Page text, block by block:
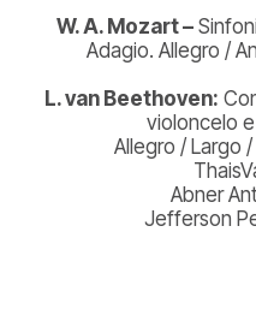
W. A. Mozart –
Adagio. Allegro /
L. van Beethoven:
violoncelo
Allegro / Largo
Abner
Jefferson